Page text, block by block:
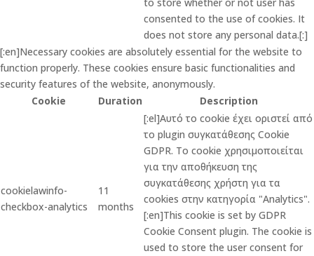
to store whether or not user has
consented to the use of cookies. It
does not store any personal data.[:]
[:en]Necessary cookies are absolutely essential for the website to
function properly. These cookies ensure basic functionalities and
security features of the website, anonymously.
Cookie
Duration Description
cookielawinfo-
checkbox-analytics
11
months
[:el]Αυτό το cookie έχει οριστεί από
το plugin συγκατάθεσης Cookie
GDPR. Το cookie χρησιμοποιείται
για την αποθήκευση της
συγκατάθεσης χρήστη για τα
cookies στην κατηγορία "Analytics".
[:en]This cookie is set by GDPR
Cookie Consent plugin. The cookie is
used to store the user consent for